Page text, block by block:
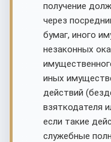
получение
через
бумаг, иного
незаконных
иных
действий
взяткодателя
если такие
служебные